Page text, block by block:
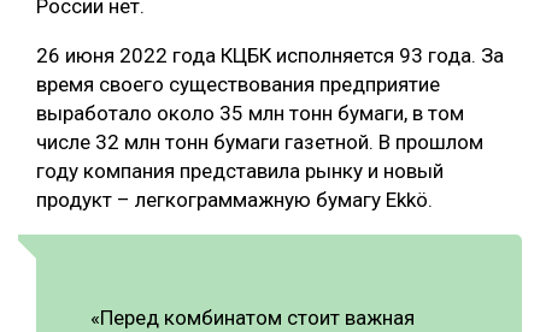
ЛЕСОПИЛЕНИЕ
ДЕРЕВЯННОЕ ДОМОСТРОЕНИЕ
БЕЗОПАСНОЕ ПРОИЗВОДСТВО
СОРТИРОВКА ДРЕВЕСИНЫ
МЕБЕЛЬНОЕ ПРОИЗВОДСТВО
России нет.
26 июня 2022 года КЦБК исполняется 93 года. За
время своего существования предприятие
выработало около 35 млн тонн бумаги, в том
числе 32 млн тонн бумаги газетной. В прошлом
году компания представила рынку и новый
продукт – легкограммажную бумагу Ekkö.
«Перед комбинатом стоит важная